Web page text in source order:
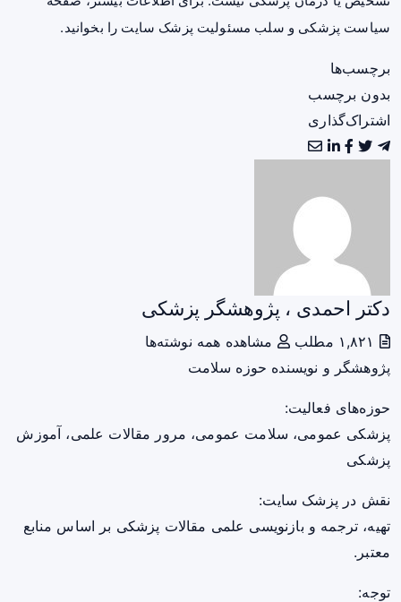
سیاست پزشکی و سلب مسئولیت پزشک سایت را بخوانید.
برچسب‌ها
بدون برچسب
اشتراک‌گذاری
دکتر احمدی ، پژوهشگر پزشکی
مشاهده همه نوشته‌ها
پژوهشگر و نویسنده حوزه سلامت
حوزه‌های فعالیت:
پزشکی عمومی، سلامت عمومی، مرور مقالات علمی، آموزش
پزشکی
نقش در پزشک سایت:
تهیه، ترجمه و بازنویسی علمی مقالات پزشکی بر اساس منابع
معتبر.
توجه: